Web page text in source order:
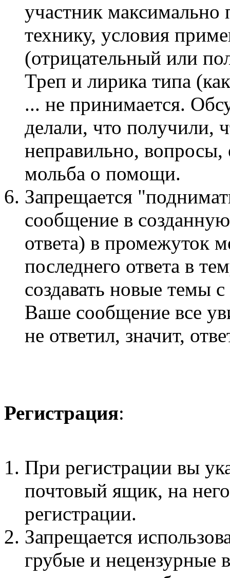
участник максимально
технику, условия
(отрицательный или
Треп и лирика типа
... не принимается.
делали, что получили,
неправильно, вопросы,
мольба о помощи.
Запрещается
сообщение в
ответа) в промежуток
последнего ответа в
создавать новые темы
Ваше сообщение все
не ответил, значит,
Регистрация:
При регистрации вы
почтовый ящик, на
регистрации.
Запрещается
грубые и нецензурные